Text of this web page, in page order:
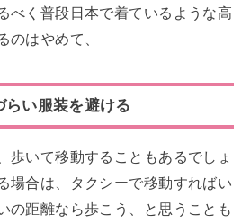
べく普段日本で着ているような高
のはやめて、
い服装を避ける
歩いて移動することもあるでしょ
場合は、タクシーで移動すればい
の距離なら歩こう、と思うことも